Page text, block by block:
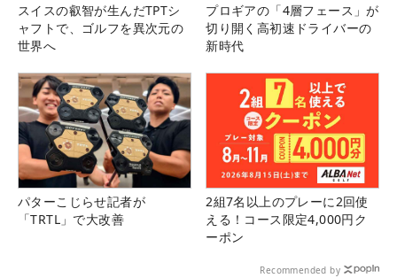
スイスの叡智が生んだTPTシ
ャフトで、ゴルフを異次元の
世界へ
プロギアの「4層フェース」が
切り開く高初速ドライバーの
新時代
パターこじらせ記者が
「TRTL」で大改善
2組7名以上のプレーに2回使
える！コース限定4,000円ク
ーポン
Recommended by